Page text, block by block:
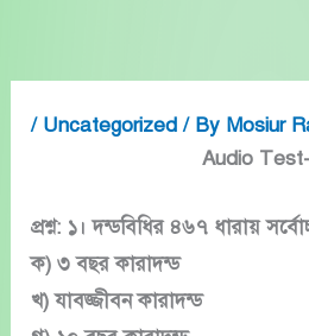
/ Uncategorized/ By Mosiur
Audio
প্রশ্ন: ১। দন্ডবিধির ৪৬৭ ধারায়
ক) ৩ বছর কারাদন্ড
খ) যাবজ্জীবন কারাদন্ড